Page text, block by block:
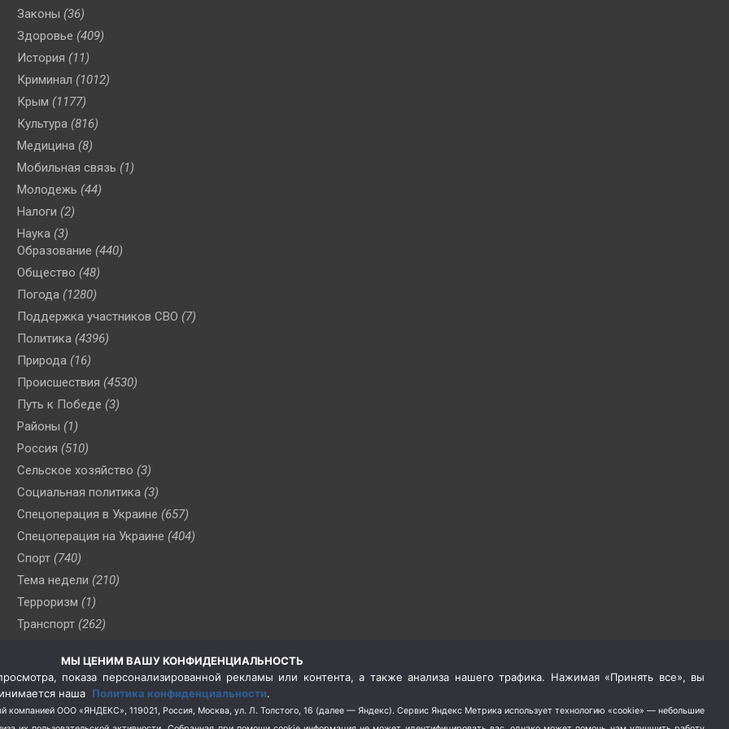
Законы (36)
Здоровье (409)
История (11)
Криминал (1012)
Крым (1177)
Культура (816)
Медицина (8)
Мобильная связь (1)
Молодежь (44)
Налоги (2)
Наука (3)
Образование (440)
Общество (48)
Погода (1280)
Поддержка участников СВО (7)
Политика (4396)
Природа (16)
Происшествия (4530)
Путь к Победе (3)
Районы (1)
Россия (510)
Сельское хозяйство (3)
Социальная политика (3)
Спецоперация в Украине (657)
Спецоперация на Украине (404)
Спорт (740)
Тема недели (210)
Терроризм (1)
Транспорт (262)
(76)
Цены (2)
Школа и спорт (2)
МЫ ЦЕНИМ ВАШУ КОНФИДЕНЦИАЛЬНОСТЬ
показа персонализированной рекламы или контента, а также анализа нашего трафика. Нажимая «Принять все», вы
наша Политика конфиденциальности.
компанией ООО «ЯНДЕКС», 119021, Россия, Москва, ул. Л. Толстого, 16 (далее — Яндекс). Сервис Яндекс Метрика использует технологию «cookie» — небольшие